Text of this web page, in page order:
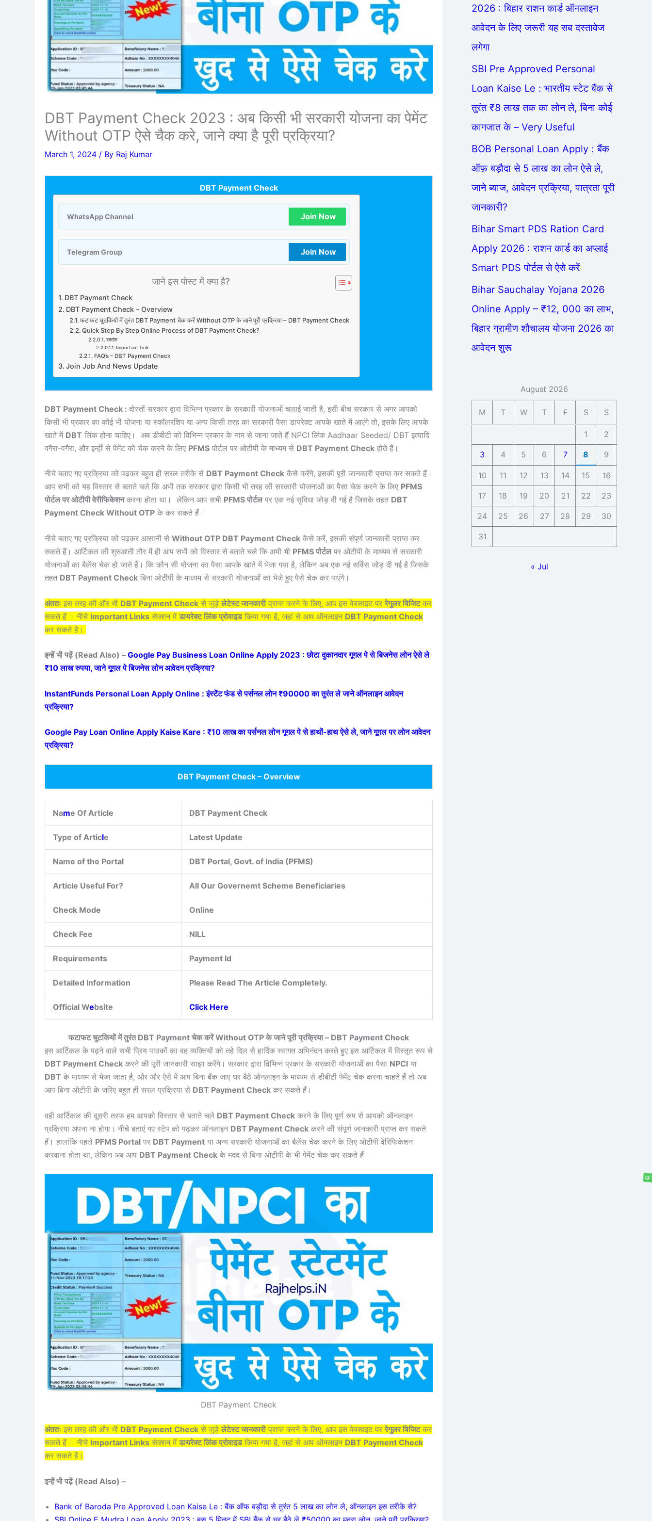
DBT Payment Check 2023 : अब किसी भी सरकारी योजना का पेमेंट
Without OTP ऐसे चैक करे, जाने क्या है पूरी प्रक्रिया?
March 1, 2024 / By Raj Kumar
DBT Payment Check
WhatsApp Channel Join Now
Telegram Group Join Now
जाने इस पोस्ट में क्या है?
DBT Payment Check
DBT Payment Check – Overview
फटाफट चुटकियों में तुरंत DBT Payment चेक करें Without OTP के जाने पूरी प्रक्रिया – DBT Payment Check
Quick Step By Step Online Process of DBT Payment Check?
सारांश
Important Link
FAQ’s – DBT Payment Check
Join Job And News Update
DBT Payment Check : दोस्तों सरकार द्वारा विभिन्न प्रकार के सरकारी योजनाओं चलाई जाती है, इसी बीच सरकार से अगर आपको
किसी भी प्रकार का कोई भी योजना या स्कॉलरशिप या अन्य किसी तरह का सरकारी पैसा डायरेक्ट आपके खाते में आएंगे तो, इसके लिए आपके
खाते में DBT लिंक होना चाहिए। अब डीबीटी को विभिन्न प्रकार के नाम से जाना जाते हैं NPCI लिंक Aadhaar Seeded/ DBT इत्यादि
वगैरा-वगैरा, और इन्हीं से पेमेंट को चेक करने के लिए PFMS पोर्टल पर ओटीपी के माध्यम से DBT Payment Check होते हैं।
नीचे बताए गए प्रक्रिया को पढ़कर बहुत ही सरल तरीके से DBT Payment Check कैसे करेंगे, इसकी पूरी जानकारी प्राप्त कर सकते हैं।
आप सभी को यह विस्तार से बताते चले कि अभी तक सरकार द्वारा किसी भी तरह की सरकारी योजनाओं का पैसा चेक करने के लिए PFMS
पोर्टल पर ओटीपी वेरीफिकेशनकरना होता था। लेकिन आप सभी PFMS पोर्टलपर एक नई सुविधा जोड़ दी गई है जिसके तहत DBT
Payment Check Without OTP के कर सकते हैं।
नीचे बताए गए प्रक्रिया को पढ़कर आसानी से Without OTP DBT Payment Check कैसे करें, इसकी संपूर्ण जानकारी प्राप्त कर
सकते हैं। आर्टिकल की शुरुआती तौर में ही आप सभी को विस्तार से बताते चले कि अभी भी PFMS पोर्टलपर ओटीपी के माध्यम से सरकारी
योजनाओं का बैलेंस चेक हो जाते हैं। कि कौन सी योजना का पैसा आपके खाते में भेजा गया है, लेकिन अब एक नई सर्विस जोड़ दी गई है जिसके
तहत DBT Payment Check बिना ओटीपी के माध्यम से सरकारी योजनाओं का भेजे हुए पैसे चेक कर पाएंगे।
अंततः इस तरह की और भी DBT Payment Check से जुड़े लेटेस्ट जानकारीप्राप्त करने के लिए, आप इस वेबसाइट पर रेगुलर विजिटकर
सकते हैं । नीचे Important Links सेक्शन में डायरेक्ट लिंक प्रोवाइडकिया गया है, जहां से आप ऑनलाइन DBT Payment Check
कर सकते है।
इन्हें भी पढ़ें (Read Also) – Google Pay Business Loan Online Apply 2023 : छोटा दुकानदार गूगल पे से बिजनेस लोन ऐसे ले
₹10 लाख रुपया, जाने गूगल पे बिजनेस लोन आवेदन प्रक्रिया?
InstantFunds Personal Loan Apply Online : इंस्टेंट फंड से पर्सनल लोन ₹90000 का तुरंत ले जाने ऑनलाइन आवेदन
प्रक्रिया?
Google Pay Loan Online Apply Kaise Kare : ₹10 लाख का पर्सनल लोन गूगल पे से हाथों-हाथ ऐसे ले, जाने गूगल पर लोन आवेदन
प्रक्रिया?
DBT Payment Check – Overview
Name Of Article DBT Payment Check
Type of Article Latest Update
Name of the Portal DBT Portal, Govt. of India (PFMS)
Article Useful For? All Our Governemt Scheme Beneficiaries
Check Mode Online
Check Fee NILL
Requirements Payment Id
Detailed Information Please Read The Article Completely.
Official Website Click Here
फटाफट चुटकियों में तुरंत DBT Payment चेक करें Without OTP के जाने पूरी प्रक्रिया – DBT Payment Check
इस आर्टिकल के पढ़ने वाले सभी प्रिय पाठकों का वह व्यक्तियों को तहे दिल से हार्दिक स्वागत अभिनंदन करते हुए इस आर्टिकल में विस्तृत रूप से
DBT Payment Check करने की पूरी जानकारी साझा करेंगे। सरकार द्वारा विभिन्न प्रकार के सरकारी योजनाओं का पैसा NPCI या
DBT के माध्यम से भेजा जाता है, और और ऐसे में आप बिना बैंक जाए घर बैठे ऑनलाइन के माध्यम से डीबीटी पेमेंट चेक करना चाहते हैं तो अब
आप बिना ओटीपी के जरिए बहुत ही सरल प्रक्रिया से DBT Payment Check कर सकते हैं।
वही आर्टिकल की दूसरी तरफ हम आपको विस्तार से बताते चले DBT Payment Check करने के लिए पूर्ण रूप से आपको ऑनलाइन
प्रक्रिया अपना ना होगा। नीचे बताएं गए स्टेप को पढ़कर ऑनलाइन DBT Payment Check करने की संपूर्ण जानकारी प्राप्त कर सकते
हैं। हालांकि पहले PFMS Portal पर DBT Payment या अन्य सरकारी योजनाओं का बैलेंस चेक करने के लिए ओटीपी वेरिफिकेशन
करवाना होता था, लेकिन अब आप DBT Payment Check के मदद से बिना ओटीपी के भी पेमेंट चेक कर सकते हैं।
DBT Payment Check
अंततः इस तरह की और भी DBT Payment Check से जुड़े लेटेस्ट जानकारीप्राप्त करने के लिए, आप इस वेबसाइट पर रेगुलर विजिटकर
सकते हैं । नीचे Important Links सेक्शन में डायरेक्ट लिंक प्रोवाइडकिया गया है, जहां से आप ऑनलाइन DBT Payment Check
कर सकते है।
इन्हें भी पढ़ें (Read Also) –
Bank of Baroda Pre Approved Loan Kaise Le : बैंक ऑफ बड़ौदा से तुरंत 5 लाख का लोन ले, ऑनलाइन इस तरीके से?
2026 : बिहार राशन कार्ड ऑनलाइन
आवेदन के लिए जरूरी यह सब दस्तावेज
लगेगा
SBI Pre Approved Personal
Loan Kaise Le : भारतीय स्टेट बैंक से
तुरंत ₹8 लाख तक का लोन ले, बिना कोई
कागजात के – Very Useful
BOB Personal Loan Apply : बैंक
ऑफ़ बड़ौदा से 5 लाख का लोन ऐसे ले,
जाने ब्याज, आवेदन प्रक्रिया, पात्रता पूरी
जानकारी?
Bihar Smart PDS Ration Card
Apply 2026 : राशन कार्ड का अप्लाई
Smart PDS पोर्टल से ऐसे करें
Bihar Sauchalay Yojana 2026
Online Apply – ₹12, 000 का लाभ,
बिहार ग्रामीण शौचालय योजना 2026 का
आवेदन शुरू
August 2026
M T W T F S S
1 2
3 4 5 6 7 8 9
10 11 12 13 14 15 16
17 18 19 20 21 22 23
24 25 26 27 28 29 30
31
« Jul